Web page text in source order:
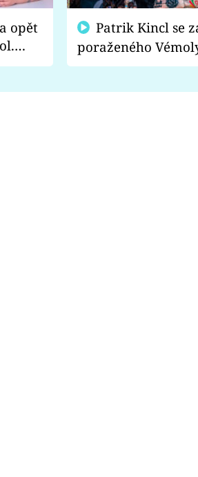
opět
a
poraženého
fanoušci naštvali?